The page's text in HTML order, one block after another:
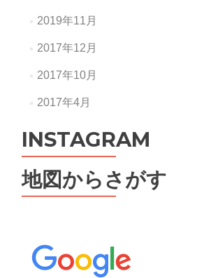
2019年11月
2017年12月
2017年10月
2017年4月
INSTAGRAM
地図からさがす